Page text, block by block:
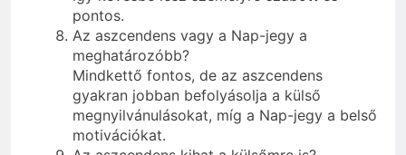
pontos.
Az aszcendens vagy a Nap-jegy a
meghatározóbb?
Mindkettő fontos, de az aszcendens
gyakran jobban befolyásolja a külső
megnyilvánulásokat, míg a Nap-jegy a belső
motivációkat.